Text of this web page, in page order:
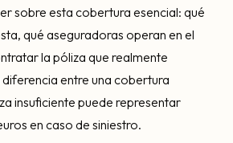
sobre esta cobertura esencial: qué
qué aseguradoras operan en el
la póliza que realmente
entre una cobertura
insuficiente puede representar
en caso de siniestro.